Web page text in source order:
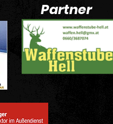
Partner